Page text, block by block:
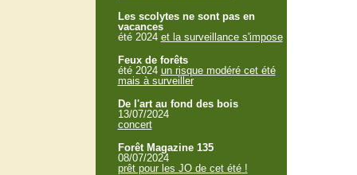
Les scolytes ne sont pas en
vacances
été 2024 et la surveillance s'impose
Feux de forêts
été 2024 un risque modéré cet été
mais à surveiller
De l'art au fond des bois
13/07/2024
concert
Forêt Magazine 135
08/07/2024
prêt pour les JO de cet été !